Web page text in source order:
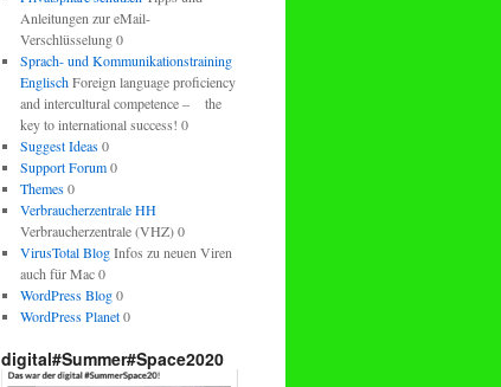
Anleitungen zur eMail-
Verschlüsselung 0
Sprach- und Kommunikationstraining
EnglischForeign language proficiency
and intercultural competence – the
key to international success! 0
Suggest Ideas0
Support Forum0
Themes0
Verbraucherzentrale HH
Verbraucherzentrale (VHZ) 0
VirusTotal BlogInfos zu neuen Viren
auch für Mac 0
WordPress Blog0
WordPress Planet0
digital#Summer#Space2020